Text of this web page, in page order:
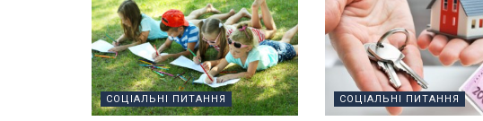
СОЦІАЛЬНІ ПИТАННЯ СОЦІАЛЬНІ ПИТАННЯ